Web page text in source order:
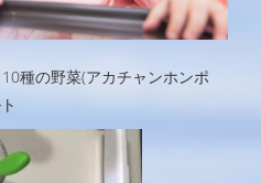
種の野菜(アカチャンホンポ